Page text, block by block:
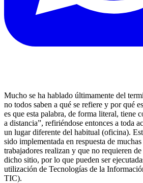
Mucho se ha hablado últimamente del
no todos saben a qué se refiere y por qué
es que esta palabra, de forma literal, tiene
a distancia”, refiriéndose entonces a toda
un lugar diferente del habitual (oficina).
sido implementada en respuesta de
trabajadores realizan y que no requieren
dicho sitio, por lo que pueden ser
utilización de Tecnologías de la
TIC).